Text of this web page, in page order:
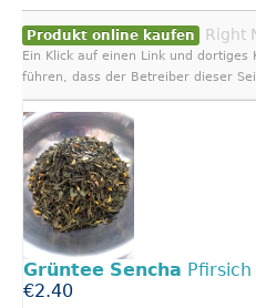
Produkt online kaufen Right
Ein Klick auf einen Link und dortiges
führen, dass der Betreiber dieser
Grüntee Sencha Pfirsich
€2.40